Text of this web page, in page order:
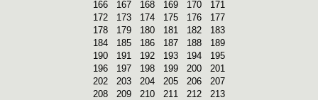
166
167 168 169 170
171
172
173 174 175 176
177
178
179 180 181 182
183
184
185 186 187 188
189
190
191 192 193 194
195
196
197 198 199 200
201
202
203 204 205 206
207
208
209 210 211 212
213